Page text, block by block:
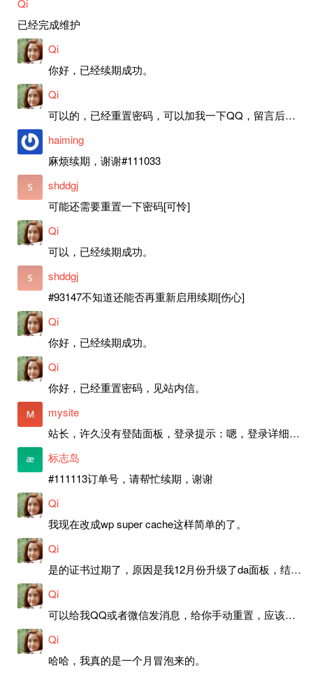
Qi
已经完成维护
Qi
你好，已经续期成功。
Qi
可以的，已经重置密码，可以加我一下QQ，留言后我就发密码给你。
haiming
麻烦续期，谢谢#111033
shddgj
可能还需要重置一下密码[可怜]
Qi
可以，已经续期成功。
shddgj
#93147不知道还能否再重新启用续期[伤心]
Qi
你好，已经续期成功。
Qi
你好，已经重置密码，见站内信。
mysite
站长，许久没有登陆面板，登录提示：嗯，登录详细信息似乎不正确。请重试。 网站还可以正常使用。如果是密码问题请帮忙重置一下密码。谢谢。订单号：97790，账号：aa20210950。 站长，提交了工单，你回复续期成功，不过我的问题是面部登陆信息有问题，一直是初始密码，现在无法登陆，有时间麻烦排查一下。
标志岛
#111113订单号，请帮忙续期，谢谢
Qi
我现在改成wp super cache这样简单的了。
Qi
是的证书过期了，原因是我12月份升级了da面板，结果后台证书就不更新了，目前还在排查问题。切换PHP版本现在没有了，因为DA新版不支持。
Qi
可以给我QQ或者微信发消息，给你手动重置，应该是服务器插件有问题了，这个wp的主题太老了，导致现在好多的问题，网站的签到功能也是因为这个原因导致的。
Qi
哈哈，我真的是一个月冒泡来的。